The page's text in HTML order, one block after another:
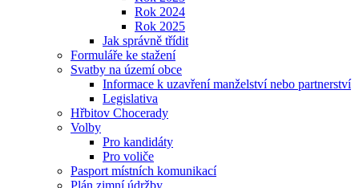
Rok 2024
Rok 2025
Jak správně třídit
Formuláře ke stažení
Svatby na území obce
Informace k uzavření manželství nebo partnerství
Legislativa
Hřbitov Chocerady
Volby
Pro kandidáty
Pro voliče
Pasport místních komunikací
Plán zimní údržby